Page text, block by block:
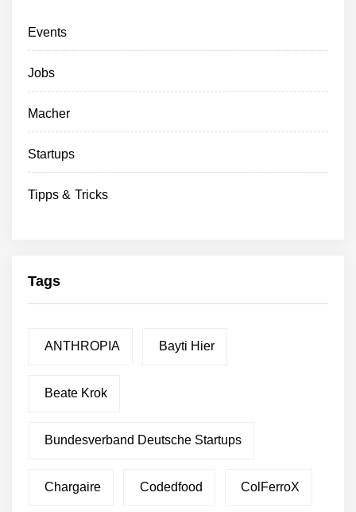
Events
Jobs
Macher
Startups
Tipps & Tricks
Tags
ANTHROPIA Bayti Hier
Beate Krok
Bundesverband Deutsche Startups
Chargaire Codedfood ColFerroX